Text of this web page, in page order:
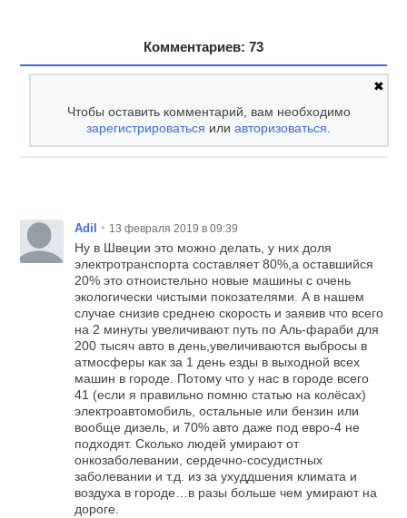
Комментариев: 73
✖
Чтобы оставить комментарий, вам необходимо
зарегистрироваться илиавторизоваться.
Adil • 13 февраля 2019 в 09:39
Ну в Швеции это можно делать, у них доля
электротранспорта составляет 80%,а оставшийся
20% это отноистельно новые машины с очень
экологически чистыми покозателями. А в нашем
случае снизив среднею скорость и заявив что всего
на 2 минуты увеличивают путь по Аль-фараби для
200 тысяч авто в день,увеличиваются выбросы в
атмосферы как за 1 день езды в выходной всех
машин в городе. Потому что у нас в городе всего
41 (если я правильно помню статью на колёсах)
электроавтомобиль, остальные или бензин или
вообще дизель, и 70% авто даже под евро-4 не
подходят. Сколько людей умирают от
онкозаболевании, сердечно-сосудистных
заболевании и т.д. из за ухуддшения климата и
воздуха в городе…в разы больше чем умирают на
дороге.